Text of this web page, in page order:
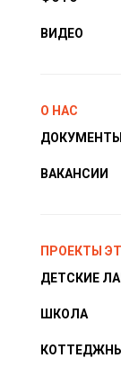
ВИДЕО
О НАС
ДОКУМЕНТЫ
ВАКАНСИИ
ПРОЕКТЫ
ДЕТСКИЕ
ШКОЛА